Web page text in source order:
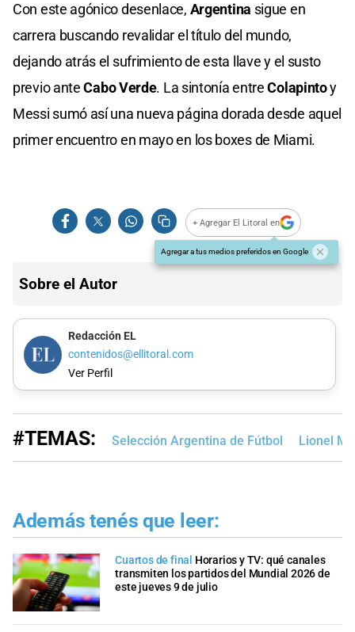
Con este agónico desenlace, Argentina sigue en
carrera buscando revalidar el título del mundo,
dejando atrás el sufrimiento de esta llave y el susto
previo anteCabo Verde. La sintonía entreColapintoy
Messi sumó así una nueva página dorada desde aquel
primer encuentro en mayo en los boxes de Miami.
+ Agregar El Litoral en
Agregar a tus medios preferidos en Google
Sobre el Autor
Redacción EL
contenidos@ellitoral.com
Ver Perfil
#TEMAS: Selección Argentina de Fútbol Lionel
Además tenés que leer:
Cuartos de final Horarios y TV: qué canales
transmiten los partidos del Mundial 2026 de
este jueves 9 de julio